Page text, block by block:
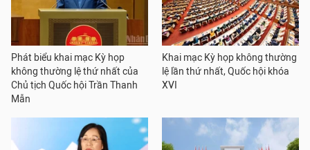
Phát biểu khai mạc Kỳ họp
không thường lệ thứ nhất của
Chủ tịch Quốc hội Trần Thanh
Mẫn
Khai mạc Kỳ họp không thường
lệ lần thứ nhất, Quốc hội khóa
XVI